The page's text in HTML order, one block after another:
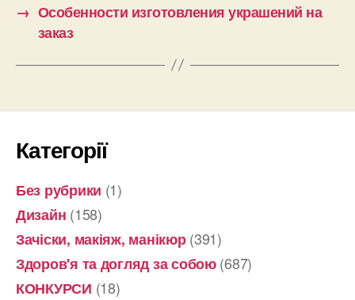
→ Особенности изготовления украшений на
заказ
Категорії
Без рубрики (1)
Дизайн (158)
Зачіски, макіяж, манікюр(391)
Здоров'я та догляд за собою(687)
КОНКУРСИ (18)